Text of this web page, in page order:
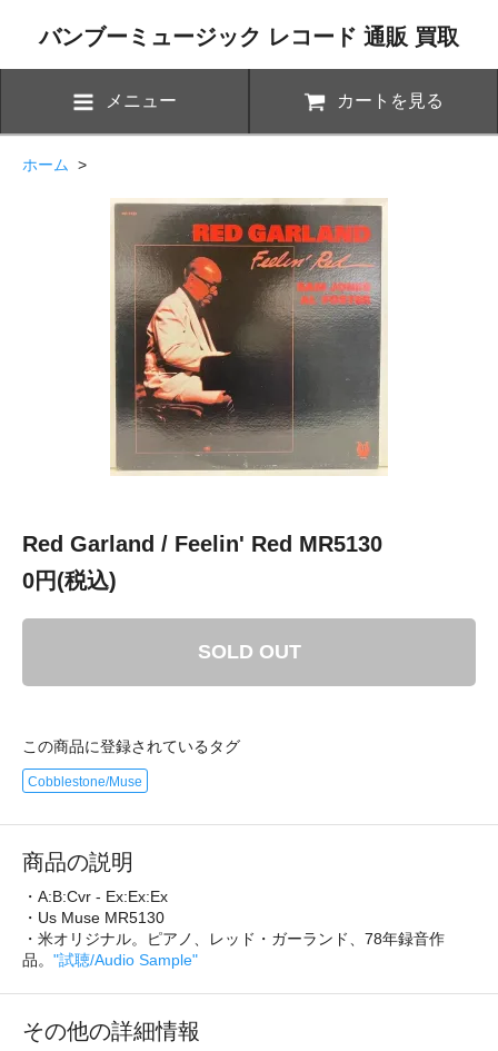
バンブーミュージック レコード 通販 買取
メニュー カートを見る
ホーム >
Red Garland / Feelin' Red MR5130
0円(税込)
SOLD OUT
この商品に登録されているタグ
Cobblestone/Muse
商品の説明
・A:B:Cvr - Ex:Ex:Ex
・Us Muse MR5130
・米オリジナル。ピアノ、レッド・ガーランド、78年録音作
品。 "試聴/Audio Sample"
その他の詳細情報